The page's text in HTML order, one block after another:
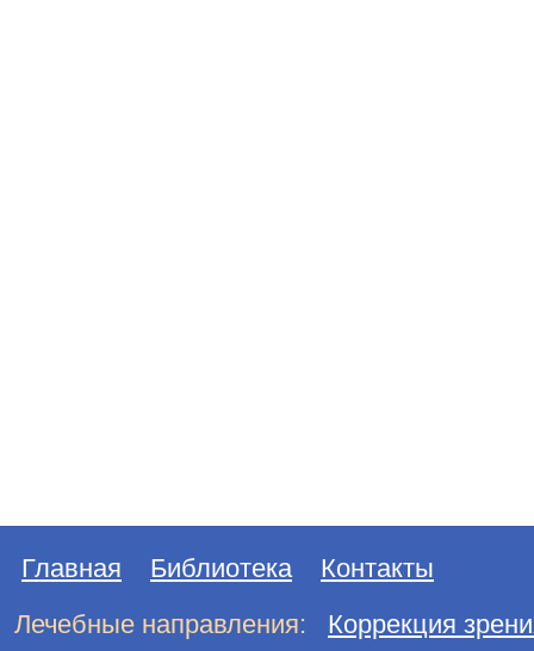
Главная Библиотека
Контакты
Лечебные направления:
Коррекция